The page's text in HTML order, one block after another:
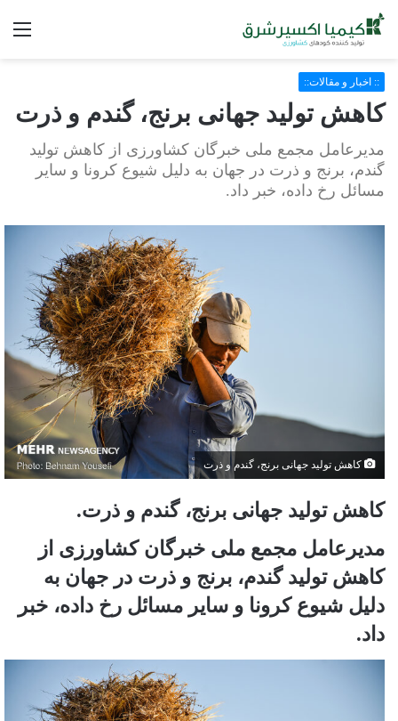
:: اخبار و مقالات::
کاهش تولید جهانی برنج، گندم و ذرت
مدیرعامل مجمع ملی خبرگان کشاورزی از کاهش تولید
گندم، برنج و ذرت در جهان به دلیل شیوع کرونا و سایر
مسائل رخ داده، خبر داد.
کاهش تولید جهانی برنج، گندم و ذرت
کاهش تولید جهانی برنج، گندم و ذرت.
مدیرعامل مجمع ملی خبرگان کشاورزی از
کاهش تولید گندم، برنج و ذرت در جهان به
دلیل شیوع کرونا و سایر مسائل رخ داده، خبر
داد.